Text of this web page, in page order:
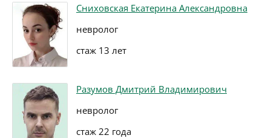
Сниховская Екатерина Александровна
невролог
стаж 13 лет
Разумов Дмитрий Владимирович
невролог
стаж 22 года